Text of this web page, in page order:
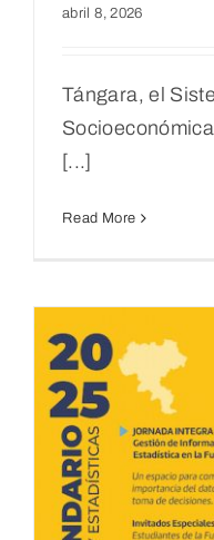
abril 8, 2026
Tángara, el
[...]
Read More